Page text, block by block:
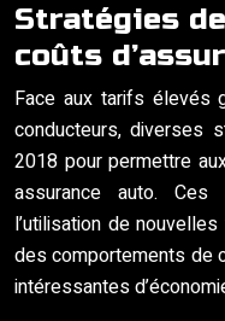
Stratégies
coûts
Face aux tarifs élevés
conducteurs, diverses
2018 pour permettre
assurance auto. Ces
l’utilisation de
des comportements de
intéressantes